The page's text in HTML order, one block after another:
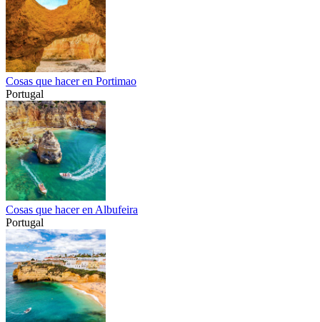
Cosas que hacer en Portimao
Portugal
Cosas que hacer en Albufeira
Portugal